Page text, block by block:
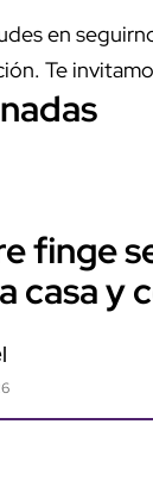
en
Te
finge
casa y